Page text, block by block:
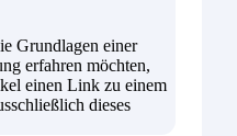
Grundlagen einer
erfahren möchten,
einen Link zu einem
dieses